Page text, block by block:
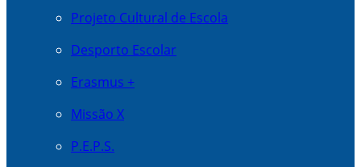
Projeto Cultural de Escola
Desporto Escolar
Erasmus +
Missão X
P.E.P.S.